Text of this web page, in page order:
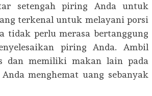
setengah piring Anda untuk
terkenal untuk melayani porsi
tidak perlu merasa bertanggung
piring Anda. Ambil
dan memiliki makan lain pada
menghemat uang sebanyak